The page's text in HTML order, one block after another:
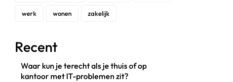
werk wonen zakelijk
Recent
Waar kun je terecht als je thuis of op
kantoor met IT-problemen zit?